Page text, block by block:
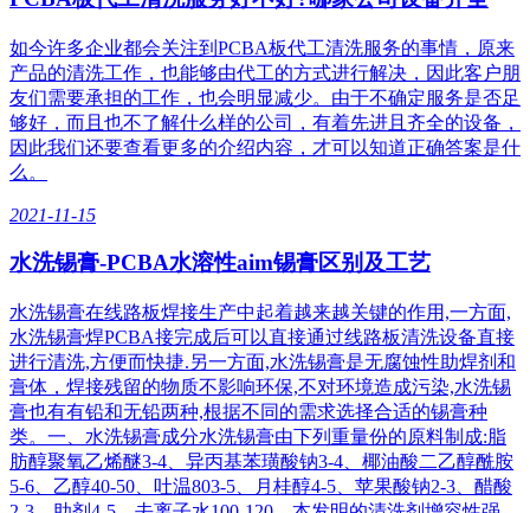
如今许多企业都会关注到PCBA板代工清洗服务的事情，原来
产品的清洗工作，也能够由代工的方式进行解决，因此客户朋
友们需要承担的工作，也会明显减少。由于不确定服务是否足
够好，而且也不了解什么样的公司，有着先进且齐全的设备，
因此我们还要查看更多的介绍内容，才可以知道正确答案是什
么。
2021-11-15
水洗锡膏-PCBA水溶性aim锡膏区别及工艺
水洗锡膏在线路板焊接生产中起着越来越关键的作用,一方面,
水洗锡膏焊PCBA接完成后可以直接通过线路板清洗设备直接
进行清洗,方便而快捷.另一方面,水洗锡膏是无腐蚀性助焊剂和
膏体，焊接残留的物质不影响环保,不对环境造成污染,水洗锡
膏也有有铅和无铅两种,根据不同的需求选择合适的锡膏种
类。一、水洗锡膏成分水洗锡膏由下列重量份的原料制成:脂
肪醇聚氧乙烯醚3-4、异丙基苯璜酸钠3-4、椰油酸二乙醇酰胺
5-6、乙醇40-50、吐温803-5、月桂醇4-5、苹果酸钠2-3、醋酸